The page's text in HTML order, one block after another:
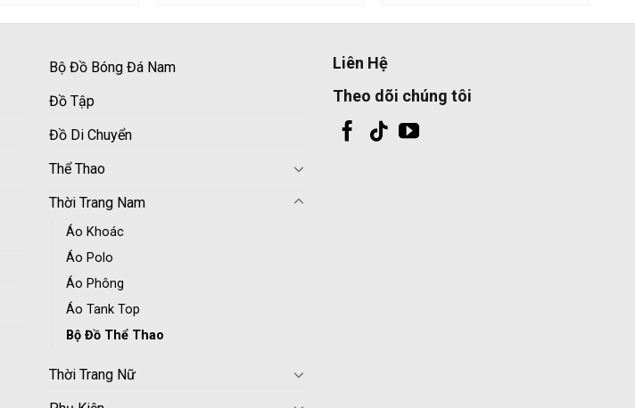
Bộ Đồ Bóng Đá Nam
Đồ Tập
Đồ Di Chuyển
Thể Thao
Thời Trang Nam
Áo Khoác
Áo Polo
Áo Phông
Áo Tank Top
Bộ Đồ Thể Thao
Thời Trang Nữ
Liên Hệ
Theo dõi chúng tôi